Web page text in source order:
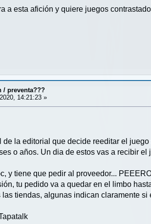
a esta afición y quiere juegos
/ preventa???
14:21:23 »
la editorial que decide reeditar el
o años. Un dia de estos vas a recibir el
y tiene que pedir al proveedor...
tu pedido va a quedar en el limbo
tiendas, algunas indican claramente